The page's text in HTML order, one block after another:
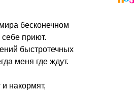
мира бесконечном
себе приют.
быстротечных
меня где ждут.
накормят,